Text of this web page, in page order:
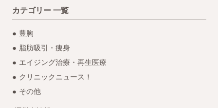
カテゴリー 一覧
豊胸
脂肪吸引・痩身
エイジング治療・再生医療
クリニックニュース！
その他